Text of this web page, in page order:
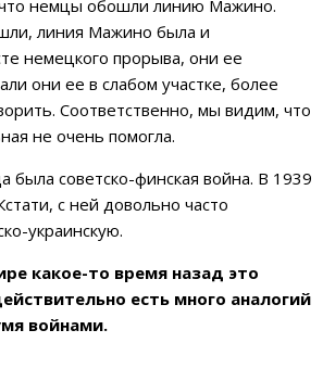
немцы обошли линию Мажино.
линия Мажино была и
немецкого прорыва, они ее
они ее в слабом участке, более
Соответственно, мы видим, что
не очень помогла.
была советско-финская война. В 1939
с ней довольно часто
украинскую.
какое-то время назад это
есть много аналогий
войнами.